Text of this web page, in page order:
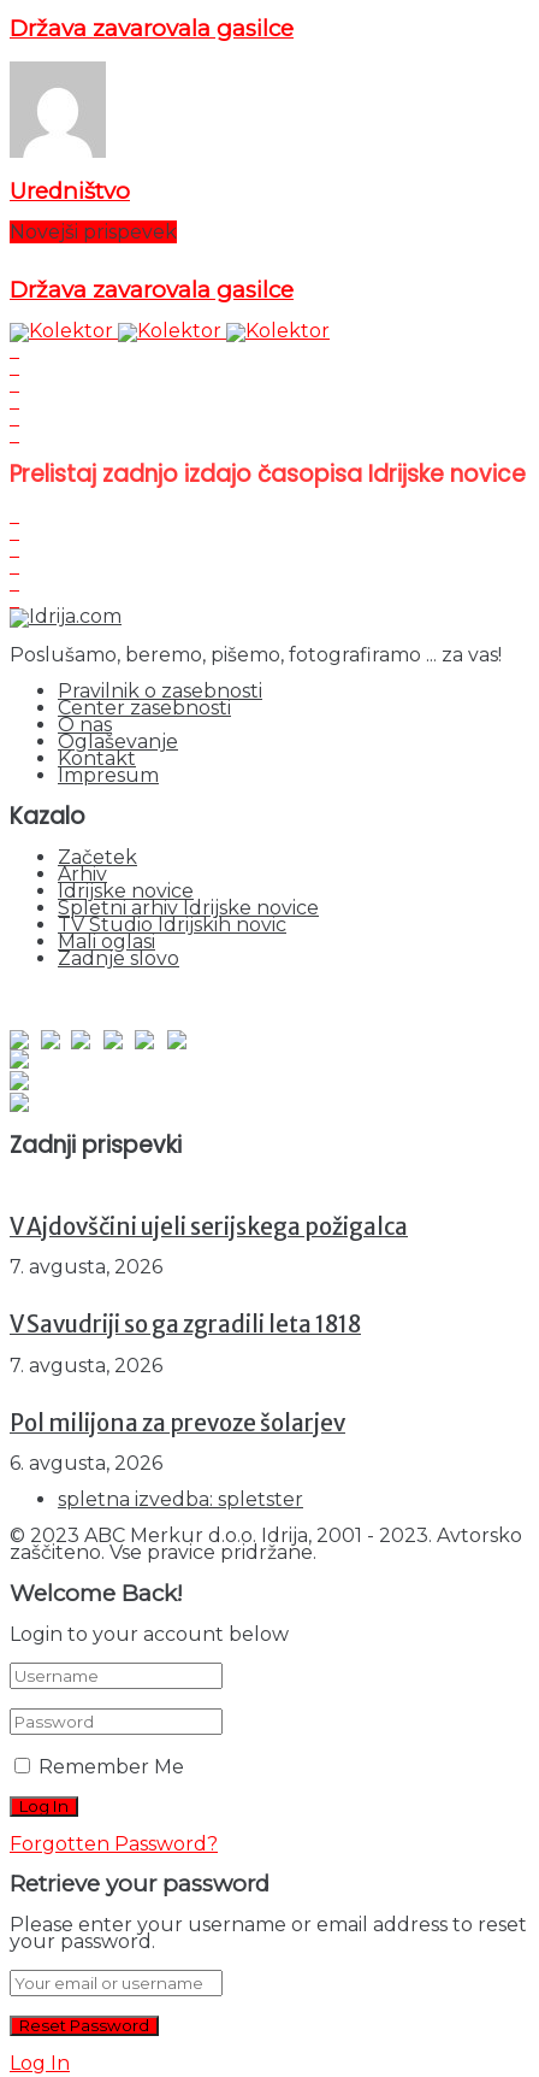
Država zavarovala gasilce
Uredništvo
Novejši prispevek
Država zavarovala gasilce
Prelistaj zadnjo izdajo časopisa Idrijske novice
Poslušamo, beremo, pišemo, fotografiramo ... za vas!
Pravilnik o zasebnosti
Center zasebnosti
O nas
Oglaševanje
Kontakt
Impresum
Kazalo
Začetek
Arhiv
Idrijske novice
Spletni arhiv Idrijske novice
TV Studio Idrijskih novic
Mali oglasi
Zadnje slovo
Zadnji prispevki
V Ajdovščini ujeli serijskega požigalca
7. avgusta, 2026
V Savudriji so ga zgradili leta 1818
7. avgusta, 2026
Pol milijona za prevoze šolarjev
6. avgusta, 2026
spletna izvedba: spletster
© 2023 ABC Merkur d.o.o. Idrija, 2001 - 2023. Avtorsko
zaščiteno. Vse pravice pridržane.
Welcome Back!
Login to your account below
Remember Me
Forgotten Password?
Retrieve your password
Please enter your username or email address to reset
your password.
Log In